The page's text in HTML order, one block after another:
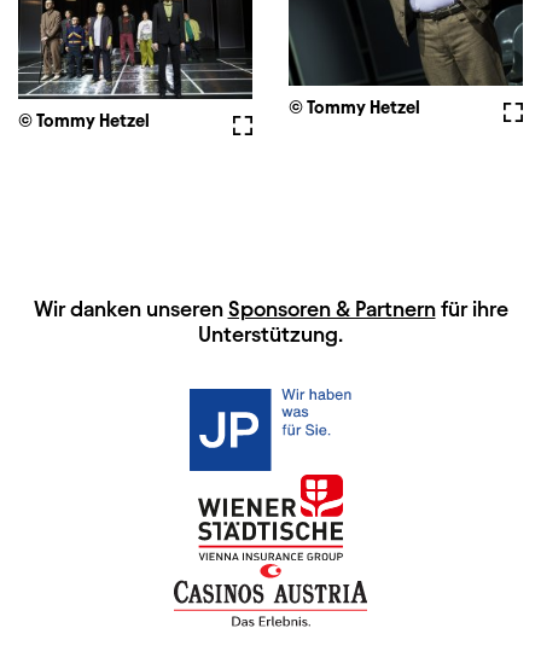
© Tommy Hetzel
Vollbild
© Tommy Hetzel
HAUPTSPONSOREN
Wir danken unseren Sponsoren & Partnernfür ihre
Unterstützung.